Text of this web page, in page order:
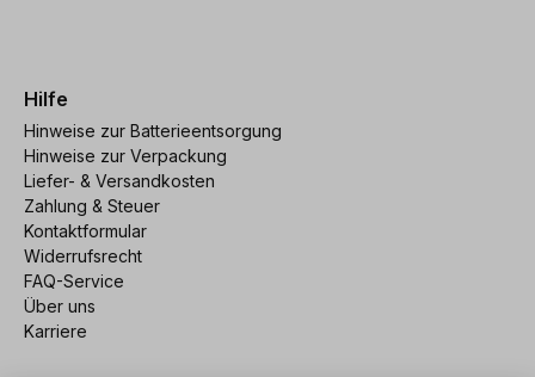
Hilfe
Hinweise zur Batterieentsorgung
Hinweise zur Verpackung
Liefer- & Versandkosten
Zahlung & Steuer
Kontaktformular
Widerrufsrecht
FAQ-Service
Über uns
Karriere